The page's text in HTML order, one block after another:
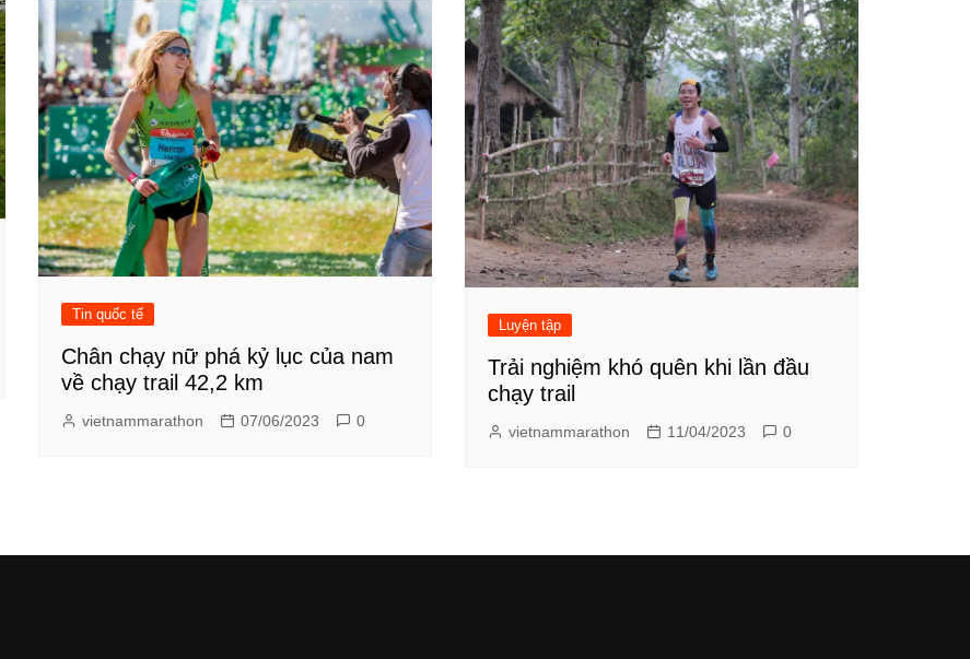
Tin quốc tế
Chân chạy nữ phá kỷ lục của nam
về chạy trail 42,2 km
vietnammarathon 07/06/2023 0
Luyện tập
Trải nghiệm khó quên khi lần đầu
chạy trail
vietnammarathon 11/04/2023 0